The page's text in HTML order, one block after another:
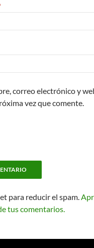
correo electrónico y
vez que comente.
para reducir el spam.
tus comentarios.